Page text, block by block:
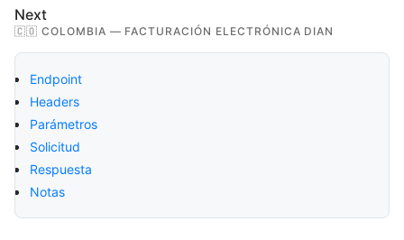
Next
🇨🇴 COLOMBIA — FACTURACIÓN ELECTRÓNICA DIAN
Endpoint
Headers
Parámetros
Solicitud
Respuesta
Notas